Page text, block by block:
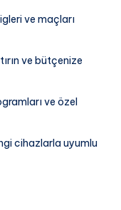
ve maçları
ve bütçenize
ve özel
cihazlarla uyumlu